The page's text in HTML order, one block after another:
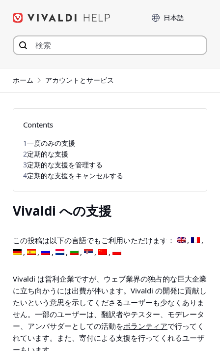
言語
ホーム アカウントとサービス
Vivaldi への支援
この投稿は以下の言語でもご利用いただけます：
Vivaldi は営利企業ですが、ウェブ業界の独占的な巨大企業
に立ち向かうには出費が伴います。Vivaldi の開発に貢献し
たいという意思を示してくださるユーザーも少なくありま
せん。一部のユーザーは、翻訳者やテスター、モデレータ
ー、アンバサダーとしての活動をボランティアで行ってく
れています。また、寄付による支援を行ってくれるユーザ
Contents
1一度のみの支援
2定期的な支援
3定期的な支援を管理する
4定期的な支援をキャンセルする